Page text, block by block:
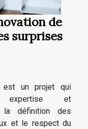
de
surprises
est un projet qui
expertise et
la définition des
et le respect du